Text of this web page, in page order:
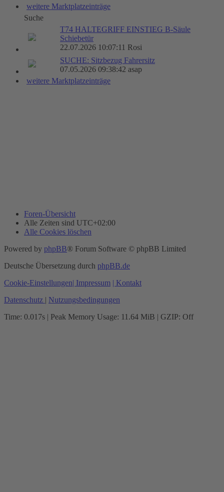
weitere Marktplatzeinträge
Suche
T74 HALTEGRIFF EINSTIEG B-Säule
Schiebetür
22.07.2026 10:07:11 Rosi
SUCHE: Sitzbezug Fahrersitz
07.05.2026 09:38:42 asap
weitere Marktplatzeinträge
Foren-Übersicht
Alle Zeiten sind UTC+02:00
Alle Cookies löschen
Powered by phpBB® Forum Software © phpBB Limited
Deutsche Übersetzung durch phpBB.de
Cookie-Einstellungen| Impressum | Kontakt
Datenschutz | Nutzungsbedingungen
Time: 0.017s | Peak Memory Usage: 11.64 MiB | GZIP: Off